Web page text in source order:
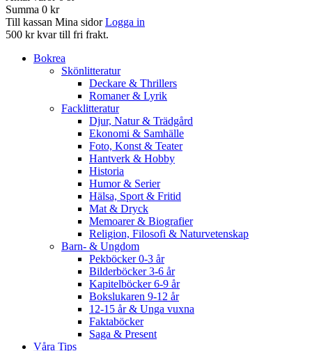
Summa 0 kr
Till kassan Mina sidor Logga in
500 kr kvar till fri frakt.
Bokrea
Skönlitteratur
Deckare & Thrillers
Romaner & Lyrik
Facklitteratur
Djur, Natur & Trädgård
Ekonomi & Samhälle
Foto, Konst & Teater
Hantverk & Hobby
Historia
Humor & Serier
Hälsa, Sport & Fritid
Mat & Dryck
Memoarer & Biografier
Religion, Filosofi & Naturvetenskap
Barn- & Ungdom
Pekböcker 0-3 år
Bilderböcker 3-6 år
Kapitelböcker 6-9 år
Bokslukaren 9-12 år
12-15 år & Unga vuxna
Faktaböcker
Saga & Present
Våra Tips